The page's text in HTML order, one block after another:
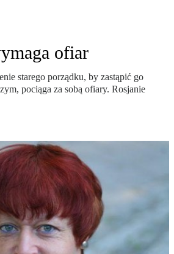
ofiar
starego porządku, by zastąpić go
pociąga za sobą ofiary. Rosjanie